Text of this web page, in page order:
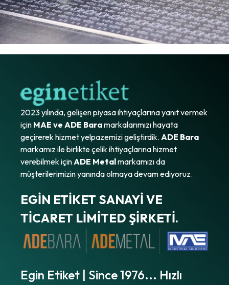
2023 yılında, gelişen piyasa ihtiyaçlarına yanıt vermek
için MAE ve ADE Baramarkalarımızı hayata
geçirerek hizmet yelpazemizi geliştirdik. ADE Bara
markamız ile birlikte çelik ihtiyaçlarına hizmet
verebilmek için ADE Metalmarkamızı da
müşterilerimizin yanında olmaya devam ediyoruz.
EGİN ETİKET SANAYİ VE
TİCARET LİMİTED ŞİRKETİ.
Egin Etiket | Since 1976... Hızlı